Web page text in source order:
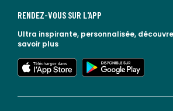
RENDEZ-VOUS SUR L'APP
Ultra inspirante, personnalisée,
savoir plus
lien vers l'app store
lien vers google play